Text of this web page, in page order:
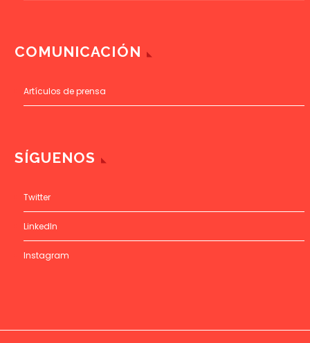
COMUNICACIÓN
Artículos de prensa
SÍGUENOS
Twitter
LinkedIn
Instagram